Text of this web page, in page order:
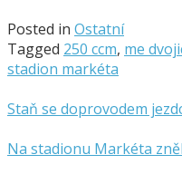
Posted in Ostatní
Tagged 250 ccm, me
stadion markéta
Staň se doprovodem
Na stadionu Markéta